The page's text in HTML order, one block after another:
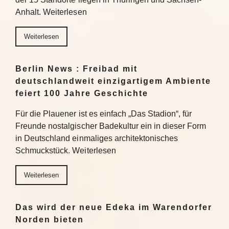
Anhalt. Weiterlesen
Weiterlesen
Berlin News : Freibad mit
deutschlandweit einzigartigem Ambiente
feiert 100 Jahre Geschichte
Für die Plauener ist es einfach „Das Stadion“, für
Freunde nostalgischer Badekultur ein in dieser Form
in Deutschland einmaliges architektonisches
Schmuckstück. Weiterlesen
Weiterlesen
Das wird der neue Edeka im Warendorfer
Norden bieten